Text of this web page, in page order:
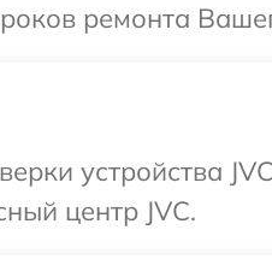
ремонта
устройства
центр JVC.